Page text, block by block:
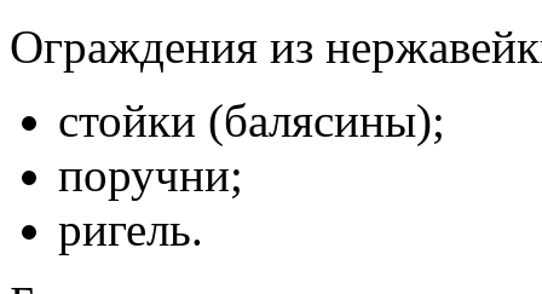
Ограждения из
стойки (балясины);
поручни;
ригель.